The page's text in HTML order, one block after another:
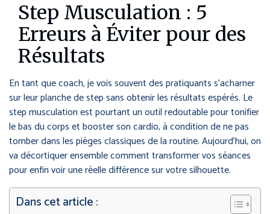
Step Musculation : 5
Erreurs à Éviter pour des
Résultats
En tant que coach, je vois souvent des pratiquants s’acharner
sur leur planche de step sans obtenir les résultats espérés. Le
step musculation est pourtant un outil redoutable pour tonifier
le bas du corps et booster son cardio, à condition de ne pas
tomber dans les pièges classiques de la routine. Aujourd’hui, on
va décortiquer ensemble comment transformer vos séances
pour enfin voir une réelle différence sur votre silhouette.
Dans cet article :